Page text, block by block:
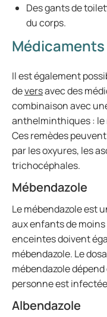
Des gants de
du corps.
Il est également
deversavec des
combinaison avec
anthelminthiques : le
Ces remèdes
par les oxyures, les
trichocéphales.
Mébendazole
Le mébendazole est
aux enfants de
enceintes doivent
mébendazole. Le
mébendazole
personne est
Albendazole